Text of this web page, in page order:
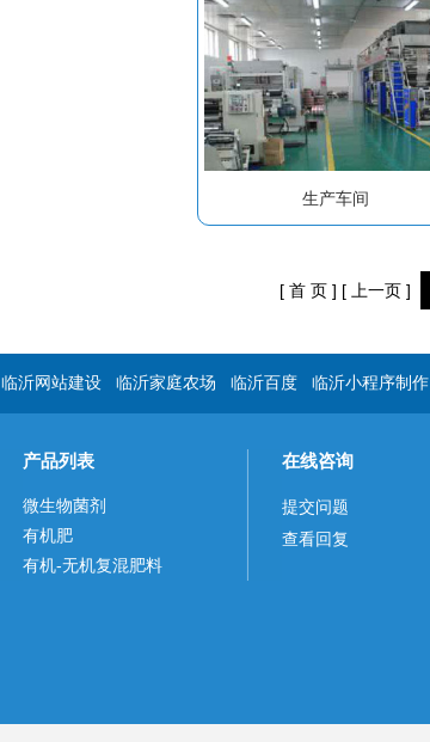
生产车间
[ 首 页 ] [ 上一页 ]
临沂网站建设 临沂家庭农场 临沂百度 临沂小程序制作
产品列表
微生物菌剂
有机肥
有机-无机复混肥料
在线咨询
提交问题
查看回复